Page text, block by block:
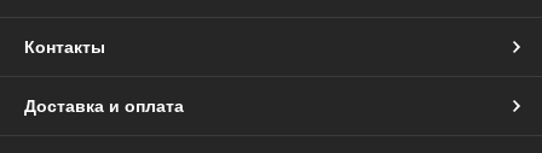
Контакты
Доставка и оплата